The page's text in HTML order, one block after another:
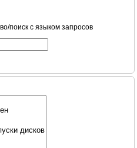
поиск с языком запросов